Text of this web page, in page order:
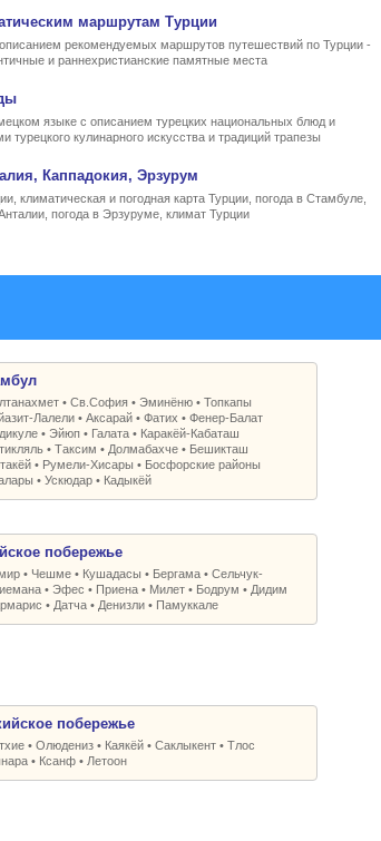
маршрутам Турции
рекомендуемых маршрутов путешествий по Турции -
и раннехристианские памятные места
языке с описанием турецких национальных блюд и
кулинарного искусства и традиций трапезы
Каппадокия, Эрзурум
климатическая и погодная карта Турции, погода в Стамбуле,
погода в Эрзуруме, климат Турции
• Св.София• Эминёню• Топкапы
Лалели• Аксарай• Фатих • Фенер-Балат
• Эйюп• Галата• Каракёй-Кабаташ
• Таксим • Долмабахче• Бешикташ
• Румели-Xисары • Босфорские районы
• Ускюдар• Кадыкёй
побережье
• Чешме• Кушадасы • Бергама• Сельчук-
• Эфес • Приена• Милет• Бодрум • Дидим
• Датча• Денизли• Памуккале
побережье
• Олюдениз• Каякёй• Саклыкент• Тлос
• Ксанф• Летоон